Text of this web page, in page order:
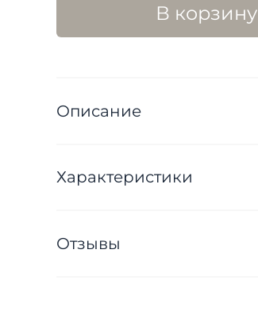
В корзину
Описание
Характеристики
Отзывы